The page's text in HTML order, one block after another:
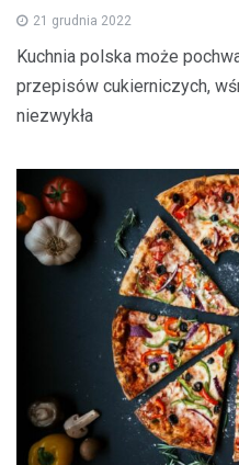
21 grudnia 2022
Kuchnia polska może
przepisów cukierniczych,
niezwykła